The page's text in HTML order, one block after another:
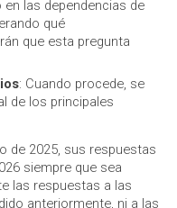
las dependencias de
qué
que esta pregunta
: Cuando procede, se
de los principales
de 2025, sus respuestas
siempre que sea
las respuestas a las
anteriormente, ni a las